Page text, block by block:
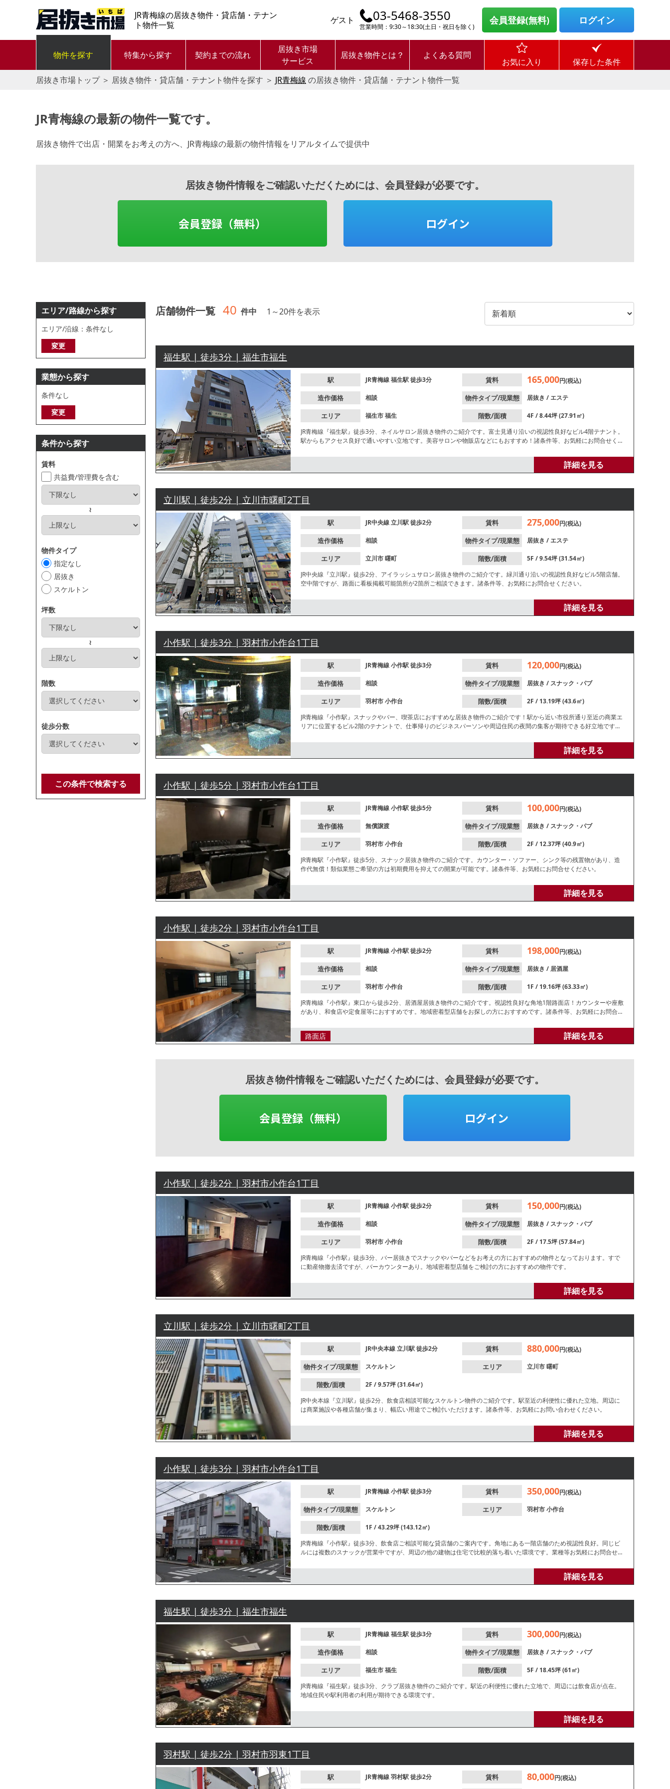
JR青梅線の居抜き物件・貸店舗・テナン
ト物件一覧
ゲスト 03-5468-3550
営業時間：9:30～18:30(土日・祝日を除く)
会員登録(無料) ログイン
物件を探す 特集から探す 契約までの流れ
居抜き市場
サービス
居抜き物件とは？ よくある質問
お気に入り
保存した条件
居抜き市場トップ＞ 居抜き物件・貸店舗・テナント物件を探す ＞ JR青梅線 の居抜き物件・貸店舗・テナント物件一覧
JR青梅線の最新の物件一覧です。
居抜き物件で出店・開業をお考えの方へ、JR青梅線の最新の物件情報をリアルタイムで提供中
居抜き物件情報をご確認いただくためには、会員登録が必要です。
会員登録（無料） ログイン
エリア/路線から探す
エリア/沿線：条件なし
変更
業態から探す
条件なし
変更
条件から探す
賃料
共益費/管理費を含む
～
物件タイプ
指定なし
居抜き
スケルトン
坪数
～
階数
徒歩分数
この条件で検索する
店舗物件一覧 40 件中 1 ～20件を表示
福生駅 | 徒歩3分 | 福生市福生
駅 JR青梅線福生駅徒歩3分 賃料 165,000円(税込)
造作価格 相談 物件タイプ/現業態 居抜き / エステ
エリア 福生市福生 階数/面積
4F / 8.44坪 (27.91㎡)
JR青梅線『福生駅』徒歩3分、ネイルサロン居抜き物件のご紹介です。富士見通り沿いの視認性良好なビル4階テナント。
駅からもアクセス良好で通いやすい立地です。美容サロンや物販店などにもおすすめ！諸条件等、お気軽にお問合せくだ
詳細を見る
立川駅 | 徒歩2分 | 立川市曙町2丁目
駅 JR中央線立川駅徒歩2分 賃料 275,000円(税込)
造作価格 相談 物件タイプ/現業態 居抜き / エステ
エリア 立川市曙町 階数/面積
5F / 9.54坪 (31.54㎡)
JR中央線『立川駅』徒歩2分、アイラッシュサロン居抜き物件のご紹介です。緑川通り沿いの視認性良好なビル5階店舗。
空中階ですが、路面に看板掲載可能箇所が2箇所ご相談できます。諸条件等、お気軽にお問合せください。
詳細を見る
小作駅 | 徒歩3分 | 羽村市小作台1丁目
駅 JR青梅線小作駅徒歩3分 賃料 120,000円(税込)
造作価格 相談 物件タイプ/現業態 居抜き / スナック・パブ
エリア 羽村市小作台 階数/面積
2F / 13.19坪 (43.6㎡)
JR青梅線『小作駅』スナックやバー、喫茶店におすすめな居抜き物件のご紹介です！駅から近い市役所通り至近の商業エ
リアに位置するビル2階のテナントで、仕事帰りのビジネスパーソンや周辺住民の夜間の集客が期待できる好立地です。
詳細を見る
小作駅 | 徒歩5分 | 羽村市小作台1丁目
駅 JR青梅線小作駅徒歩5分 賃料 100,000円(税込)
造作価格 無償譲渡 物件タイプ/現業態 居抜き / スナック・パブ
エリア 羽村市小作台 階数/面積
2F / 12.37坪 (40.9㎡)
JR青梅駅『小作駅』徒歩5分、スナック居抜き物件のご紹介です。カウンター・ソファー、シンク等の残置物があり、造
作代無償！類似業態ご希望の方は初期費用を抑えての開業が可能です。諸条件等、お気軽にお問合せください。
詳細を見る
小作駅 | 徒歩2分 | 羽村市小作台1丁目
駅 JR青梅線小作駅徒歩2分 賃料 198,000円(税込)
造作価格 相談 物件タイプ/現業態 居抜き / 居酒屋
エリア 羽村市小作台 階数/面積
1F / 19.16坪 (63.33㎡)
JR青梅線『小作駅』東口から徒歩2分、居酒屋居抜き物件のご紹介です。視認性良好な角地1階路面店！カウンターや座敷
があり、和食店や定食屋等におすすめです。地域密着型店舗をお探しの方におすすめです。諸条件等、お気軽にお問合せ
路面店 詳細を見る
居抜き物件情報をご確認いただくためには、会員登録が必要です。
会員登録（無料） ログイン
小作駅 | 徒歩2分 | 羽村市小作台1丁目
駅 JR青梅線小作駅徒歩2分 賃料 150,000円(税込)
造作価格 相談 物件タイプ/現業態 居抜き / スナック・パブ
エリア 羽村市小作台 階数/面積
2F / 17.5坪 (57.84㎡)
JR青梅線『小作駅』徒歩3分、バー居抜きでスナックやバーなどをお考えの方におすすめの物件となっております。すで
に動産物撤去済ですが、バーカウンターあり。地域密着型店舗をご検討の方におすすめの物件です。
詳細を見る
立川駅 | 徒歩2分 | 立川市曙町2丁目
駅 JR中央本線立川駅徒歩2分 賃料 880,000円(税込)
物件タイプ/現業態 スケルトン エリア 立川市曙町
階数/面積
2F / 9.57坪 (31.64㎡)
JR中央本線『立川駅』徒歩2分、飲食店相談可能なスケルトン物件のご紹介です。駅至近の利便性に優れた立地。周辺に
は商業施設や各種店舗が集まり、幅広い用途でご検討いただけます。諸条件等、お気軽にお問い合わせください。
詳細を見る
小作駅 | 徒歩3分 | 羽村市小作台1丁目
駅 JR青梅線小作駅徒歩3分 賃料 350,000円(税込)
物件タイプ/現業態 スケルトン エリア 羽村市小作台
階数/面積
1F / 43.29坪 (143.12㎡)
JR青梅線『小作駅』徒歩3分、飲食店ご相談可能な貸店舗のご案内です。角地にある一階店舗のため視認性良好。同じビ
ルには複数のスナックが営業中ですが、周辺の他の建物は住宅で比較的落ち着いた環境です。業種等お気軽にお問合せく
詳細を見る
福生駅 | 徒歩3分 | 福生市福生
駅 JR青梅線福生駅徒歩3分 賃料 300,000円(税込)
造作価格 相談 物件タイプ/現業態 居抜き / スナック・パブ
エリア 福生市福生 階数/面積
5F / 18.45坪 (61㎡)
JR青梅線『福生駅』徒歩3分、クラブ居抜き物件のご紹介です。駅近の利便性に優れた立地で、周辺には飲食店が点在。
地域住民や駅利用者の利用が期待できる環境です。
詳細を見る
羽村駅 | 徒歩2分 | 羽村市羽東1丁目
駅 JR青梅線羽村駅徒歩2分 賃料 80,000円(税込)